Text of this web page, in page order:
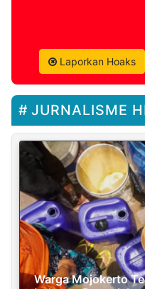
Laporkan Hoaks
JURNALISME
Warga Mojokerto